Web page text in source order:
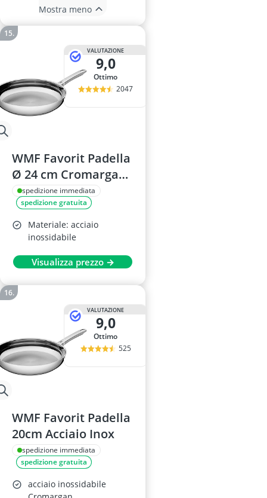
Mostra meno
VALUTAZIONE
9,0
Ottimo
2047
WMF Favorit Padella
Ø 24 cm Cromargan
18/10
spedizione immediata
spedizione gratuita
Materiale: acciaio
inossidabile
Visualizza prezzo →
VALUTAZIONE
9,0
Ottimo
525
WMF Favorit Padella
20cm Acciaio Inox
spedizione immediata
spedizione gratuita
acciaio inossidabile